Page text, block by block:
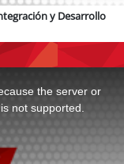
y Desarrollo
the server or
not supported.